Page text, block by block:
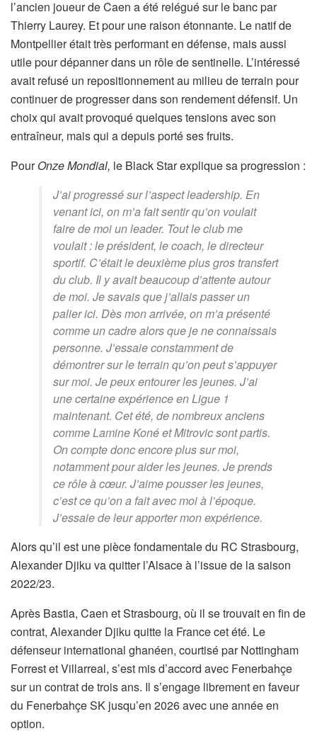
l’ancien joueur de Caen a été relégué sur le banc par
Thierry Laurey. Et pour une raison étonnante. Le natif de
Montpellier était très performant en défense, mais aussi
utile pour dépanner dans un rôle de sentinelle. L’intéressé
avait refusé un repositionnement au milieu de terrain pour
continuer de progresser dans son rendement défensif. Un
choix qui avait provoqué quelques tensions avec son
entraîneur, mais qui a depuis porté ses fruits.
PourOnze Mondial, le Black Star explique sa progression :
J’ai progressé sur l’aspect leadership. En
venant ici, on m’a fait sentir qu’on voulait
faire de moi un leader. Tout le club me
voulait : le président, le coach, le directeur
sportif. C’était le deuxième plus gros transfert
du club. Il y avait beaucoup d’attente autour
de moi. Je savais que j’allais passer un
palier ici. Dès mon arrivée, on m’a présenté
comme un cadre alors que je ne connaissais
personne. J’essaie constamment de
démontrer sur le terrain qu’on peut s’appuyer
sur moi. Je peux entourer les jeunes. J’ai
une certaine expérience en Ligue 1
maintenant. Cet été, de nombreux anciens
comme Lamine Koné et Mitrovic sont partis.
On compte donc encore plus sur moi,
notamment pour aider les jeunes. Je prends
ce rôle à cœur. J’aime pousser les jeunes,
c’est ce qu’on a fait avec moi à l’époque.
J’essaie de leur apporter mon expérience.
Alors qu’il est une pièce fondamentale du RC Strasbourg,
Alexander Djiku va quitter l’Alsace à l’issue de la saison
2022/23.
Après Bastia, Caen et Strasbourg, où il se trouvait en fin de
contrat, Alexander Djiku quitte la France cet été. Le
défenseur international ghanéen, courtisé par Nottingham
Forrest et Villarreal, s’est mis d’accord avec Fenerbahçe
sur un contrat de trois ans. Il s’engage librement en faveur
du Fenerbahçe SK jusqu’en 2026 avec une année en
option.